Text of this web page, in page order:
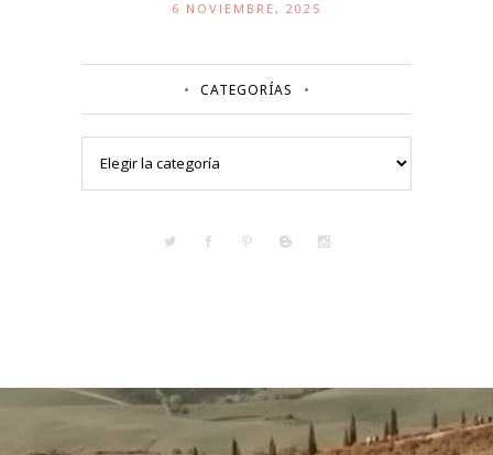
6 NOVIEMBRE, 2025
CATEGORÍAS